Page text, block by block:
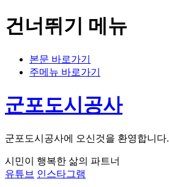
건너뛰기 메뉴
본문 바로가기
주메뉴 바로가기
군포도시공사
군포도시공사에 오신것을 환영합니다.
시민이 행복한 삶의 파트너
유튜브 인스타그램